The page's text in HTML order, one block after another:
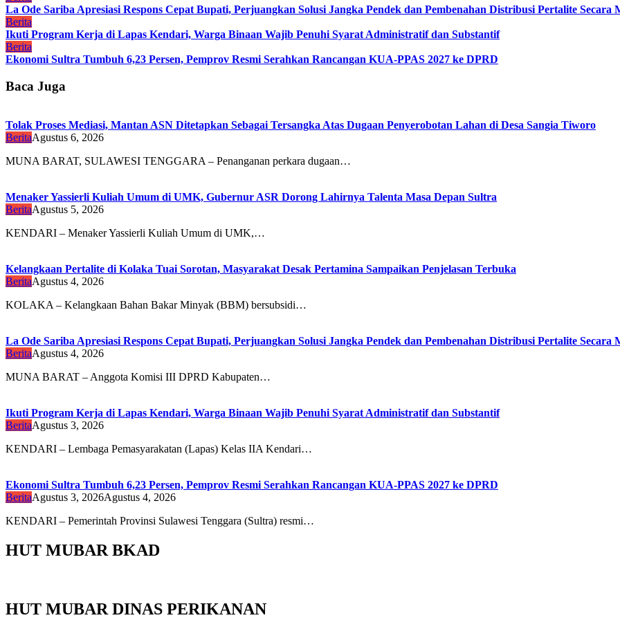
La Ode Sariba Apresiasi Respons Cepat Bupati, Perjuangkan Solusi Jangka Pendek dan Pembenahan Distribusi Pertalite Secara
Berita
Ikuti Program Kerja di Lapas Kendari, Warga Binaan Wajib Penuhi Syarat Administratif dan Substantif
Berita
Ekonomi Sultra Tumbuh 6,23 Persen, Pemprov Resmi Serahkan Rancangan KUA-PPAS 2027 ke DPRD
Baca Juga
Tolak Proses Mediasi, Mantan ASN Ditetapkan Sebagai Tersangka Atas Dugaan Penyerobotan Lahan di Desa Sangia Tiworo
BeritaAgustus 6, 2026
MUNA BARAT, SULAWESI TENGGARA – Penanganan perkara dugaan…
Menaker Yassierli Kuliah Umum di UMK, Gubernur ASR Dorong Lahirnya Talenta Masa Depan Sultra
BeritaAgustus 5, 2026
KENDARI – Menaker Yassierli Kuliah Umum di UMK,…
Kelangkaan Pertalite di Kolaka Tuai Sorotan, Masyarakat Desak Pertamina Sampaikan Penjelasan Terbuka
BeritaAgustus 4, 2026
KOLAKA – Kelangkaan Bahan Bakar Minyak (BBM) bersubsidi…
La Ode Sariba Apresiasi Respons Cepat Bupati, Perjuangkan Solusi Jangka Pendek dan Pembenahan Distribusi Pertalite Secara
BeritaAgustus 4, 2026
MUNA BARAT – Anggota Komisi III DPRD Kabupaten…
Ikuti Program Kerja di Lapas Kendari, Warga Binaan Wajib Penuhi Syarat Administratif dan Substantif
BeritaAgustus 3, 2026
KENDARI – Lembaga Pemasyarakatan (Lapas) Kelas IIA Kendari…
Ekonomi Sultra Tumbuh 6,23 Persen, Pemprov Resmi Serahkan Rancangan KUA-PPAS 2027 ke DPRD
BeritaAgustus 3, 2026Agustus 4, 2026
KENDARI – Pemerintah Provinsi Sulawesi Tenggara (Sultra) resmi…
HUT MUBAR BKAD
HUT MUBAR DINAS PERIKANAN